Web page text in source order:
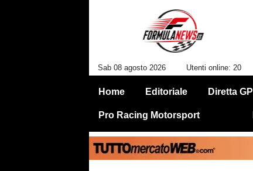
Sab 08 agosto 2026 Utenti online: 20
Home Editoriale Diretta GP
Pro Racing Motorsport